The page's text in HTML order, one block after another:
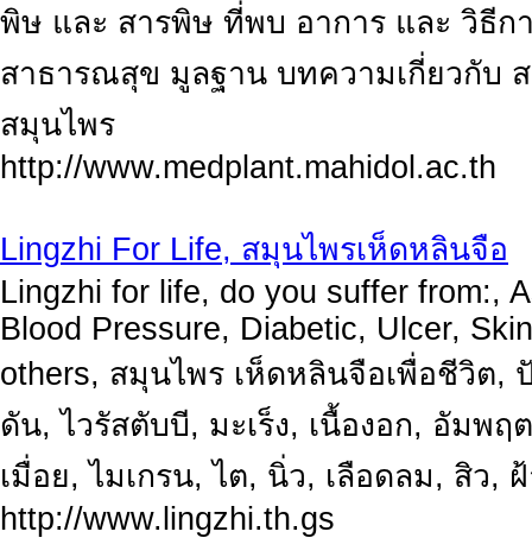
พิษ และ สารพิษ ที่พบ อาการ และ วิธี
สาธารณสุข มูลฐาน บทความเกี่ยวกับ
สมุนไพร
http://www.medplant.mahidol.ac.th
Lingzhi For Life, สมุนไพรเห็ดหลินจือ
Lingzhi for life, do you suffer from:,
Blood Pressure, Diabetic, Ulcer,
others, สมุนไพร เห็ดหลินจือเพื่อชีวิต
ดัน, ไวรัสตับบี, มะเร็ง, เนื้องอก, อัมพ
เมื่อย, ไมเกรน, ไต, นิ่ว, เลือดลม, สิว,
http://www.lingzhi.th.gs